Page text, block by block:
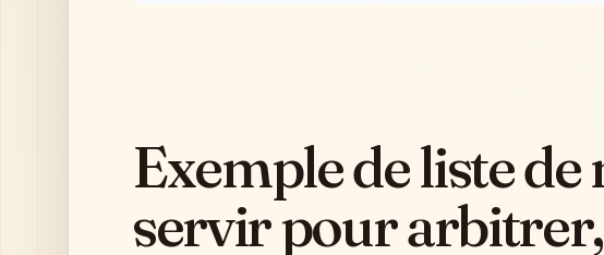
Exemple de liste de
servir pour